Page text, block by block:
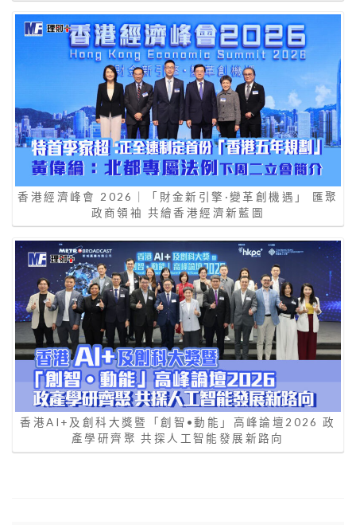
香港經濟峰會 2026｜「財金新引擎·變革創機遇」 匯聚
政商領袖 共繪香港經濟新藍圖
香港AI+及創科大獎暨「創智•動能」高峰論壇2026 政
產學研齊聚 共探人工智能發展新路向